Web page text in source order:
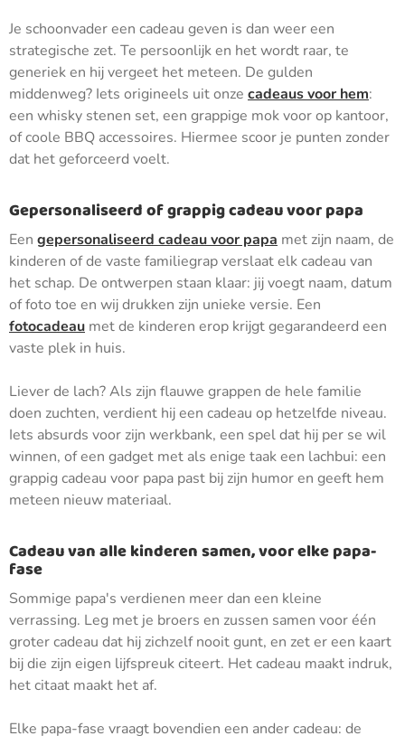
Je schoonvader een cadeau geven is dan weer een
strategische zet. Te persoonlijk en het wordt raar, te
generiek en hij vergeet het meteen. De gulden
middenweg? Iets origineels uit onze cadeaus voor hem:
een whisky stenen set, een grappige mok voor op kantoor,
of coole BBQ accessoires. Hiermee scoor je punten zonder
dat het geforceerd voelt.
Gepersonaliseerd of grappig cadeau voor papa
Een gepersonaliseerd cadeau voor papa met zijn naam, de
kinderen of de vaste familiegrap verslaat elk cadeau van
het schap. De ontwerpen staan klaar: jij voegt naam, datum
of foto toe en wij drukken zijn unieke versie. Een
fotocadeau met de kinderen erop krijgt gegarandeerd een
vaste plek in huis.
Liever de lach? Als zijn flauwe grappen de hele familie
doen zuchten, verdient hij een cadeau op hetzelfde niveau.
Iets absurds voor zijn werkbank, een spel dat hij per se wil
winnen, of een gadget met als enige taak een lachbui: een
grappig cadeau voor papa past bij zijn humor en geeft hem
meteen nieuw materiaal.
Cadeau van alle kinderen samen, voor elke papa-
fase
Sommige papa's verdienen meer dan een kleine
verrassing. Leg met je broers en zussen samen voor één
groter cadeau dat hij zichzelf nooit gunt, en zet er een kaart
bij die zijn eigen lijfspreuk citeert. Het cadeau maakt indruk,
het citaat maakt het af.
Elke papa-fase vraagt bovendien een ander cadeau: de